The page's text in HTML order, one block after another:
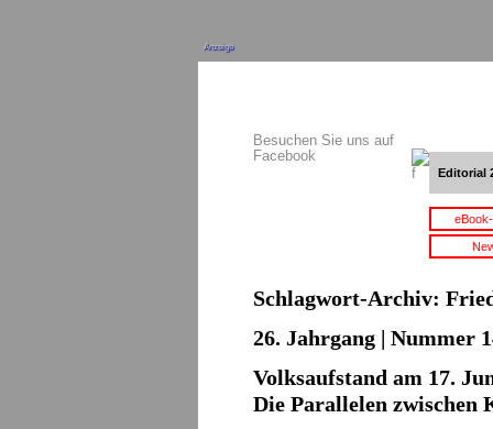
Anzeige
Besuchen Sie uns auf
Facebook
Editorial
Schlagwort-Archiv:
26. Jahrgang | Nummer
Volksaufstand am 17.
Die Parallelen zwischen